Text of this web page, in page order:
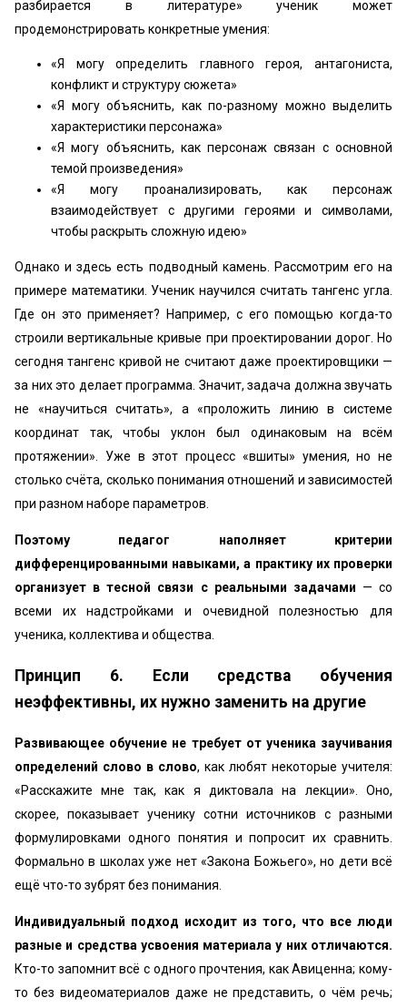
разбирается в литературе» ученик может
продемонстрировать конкретные умения:
«Я могу определить главного героя, антагониста,
конфликт и структуру сюжета»
«Я могу объяснить, как по-разному можно выделить
характеристики персонажа»
«Я могу объяснить, как персонаж связан с основной
темой произведения»
«Я могу проанализировать, как персонаж
взаимодействует с другими героями и символами,
чтобы раскрыть сложную идею»
Однако и здесь есть подводный камень. Рассмотрим его на
примере математики. Ученик научился считать тангенс угла.
Где он это применяет? Например, с его помощью когда-то
строили вертикальные кривые при проектировании дорог. Но
сегодня тангенс кривой не считают даже проектировщики —
за них это делает программа. Значит, задача должна звучать
не «научиться считать», а «проложить линию в системе
координат так, чтобы уклон был одинаковым на всём
протяжении». Уже в этот процесс «вшиты» умения, но не
столько счёта, сколько понимания отношений и зависимостей
при разном наборе параметров.
Поэтому педагог наполняет критерии
дифференцированными навыками, а практику их проверки
организует в тесной связи с реальными задачами — со
всеми их надстройками и очевидной полезностью для
ученика, коллектива и общества.
Принцип 6. Если средства обучения
неэффективны, их нужно заменить на другие
Развивающее обучение не требует от ученика заучивания
определений слово в слово, как любят некоторые учителя:
«Расскажите мне так, как я диктовала на лекции». Оно,
скорее, показывает ученику сотни источников с разными
формулировками одного понятия и попросит их сравнить.
Формально в школах уже нет «Закона Божьего», но дети всё
ещё что-то зубрят без понимания.
Индивидуальный подход исходит из того, что все люди
разные и средства усвоения материала у них отличаются.
Кто-то запомнит всё с одного прочтения, как Авиценна; кому-
то без видеоматериалов даже не представить, о чём речь;